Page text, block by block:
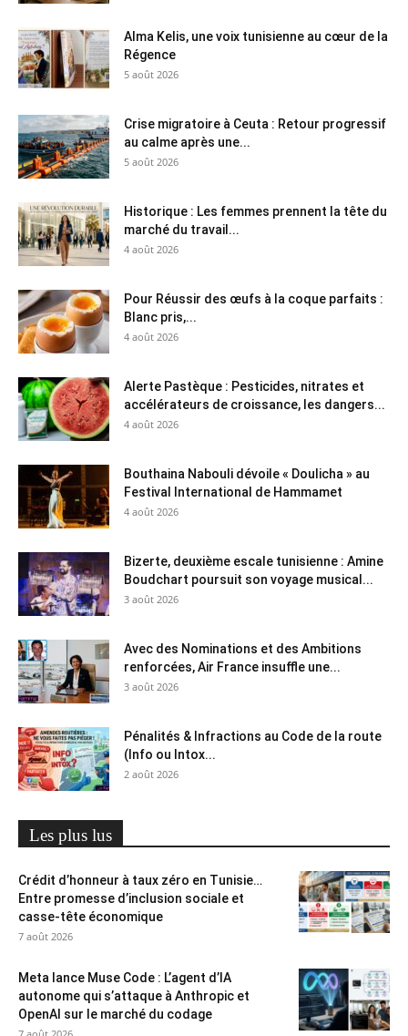
Alma Kelis, une voix tunisienne au cœur de la
Régence
5 août 2026
Crise migratoire à Ceuta : Retour progressif
au calme après une...
5 août 2026
Historique : Les femmes prennent la tête du
marché du travail...
4 août 2026
Pour Réussir des œufs à la coque parfaits :
Blanc pris,...
4 août 2026
Alerte Pastèque : Pesticides, nitrates et
accélérateurs de croissance, les dangers...
4 août 2026
Bouthaina Nabouli dévoile « Doulicha » au
Festival International de Hammamet
4 août 2026
Bizerte, deuxième escale tunisienne : Amine
Boudchart poursuit son voyage musical...
3 août 2026
Avec des Nominations et des Ambitions
renforcées, Air France insuffle une...
3 août 2026
Pénalités & Infractions au Code de la route
(Info ou Intox...
2 août 2026
Les plus lus
Crédit d’honneur à taux zéro en Tunisie…
Entre promesse d’inclusion sociale et
casse-tête économique
7 août 2026
Meta lance Muse Code : L’agent d’IA
autonome qui s’attaque à Anthropic et
OpenAI sur le marché du codage